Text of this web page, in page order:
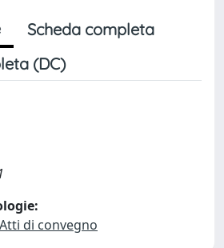
Scheda completa
(DC)
di convegno